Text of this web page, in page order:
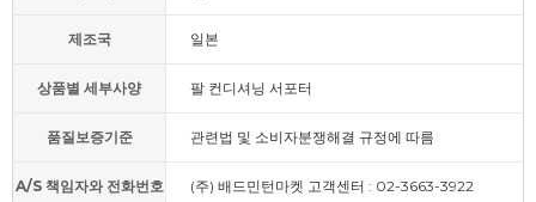
제조국 일본
상품별 세부사양 팔 컨디셔닝 서포터
품질보증기준 관련법 및 소비자분쟁해결 규정에 따름
A/S 책임자와 전화번호 (주) 배드민턴마켓 고객센터 : 02-3663-3922